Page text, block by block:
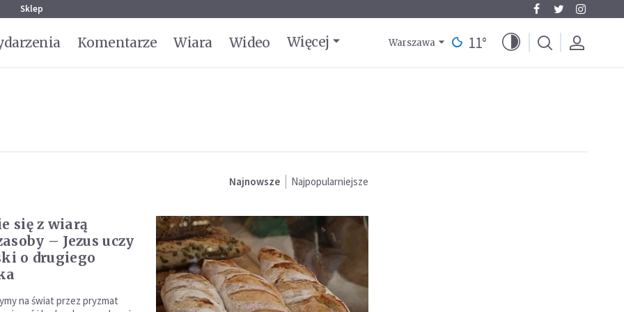
Sklep
Komentarze Wiara Wideo Więcej Warszawa 11°
Najnowsze Najpopularniejsze
się z wiarą
– Jezus uczy
o drugiego
na świat przez pryzmat